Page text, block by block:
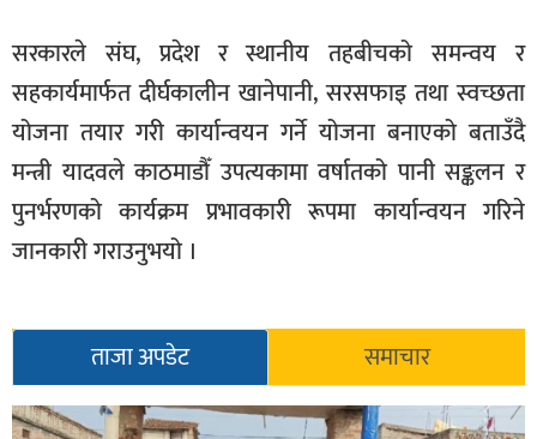
सरकारले संघ, प्रदेश र स्थानीय तहबीचको समन्वय र
सहकार्यमार्फत दीर्घकालीन खानेपानी, सरसफाइ तथा स्वच्छता
योजना तयार गरी कार्यान्वयन गर्ने योजना बनाएको बताउँदै
मन्त्री यादवले काठमाडौँ उपत्यकामा वर्षातको पानी सङ्कलन र
पुनर्भरणको कार्यक्रम प्रभावकारी रूपमा कार्यान्वयन गरिने
जानकारी गराउनुभयो ।
ताजा अपडेट समाचार